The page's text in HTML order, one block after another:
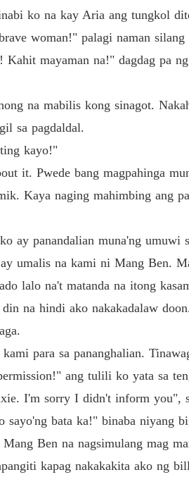
ko na kay Aria ang tungkol
woman!" palagi naman
Kahit mayaman na!" dagdag pa
na mabilis kong sinagot.
sa pagdaldal.
kayo!"
it. Pwede bang magpahinga
Kaya naging mahimbing ang
ay panandalian muna'ng
umalis na kami ni Mang Ben.
lalo na't matanda na itong
na hindi ako nakakadalaw
para sa pananghalian.
ang tulili ko yata sa
I'm sorry I didn't inform you",
sayo'ng bata ka!" binaba niyang
Ben na nagsimulang mag
kapag nakakakita ako ng